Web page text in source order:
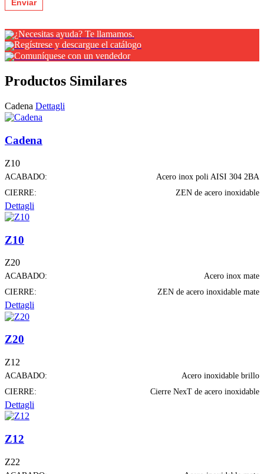
¿Necesitas ayuda? Te llamamos.
Regístrese y descargue el catálogo
Comuníquese con un vendedor
Productos Similares
Cadena Dettagli
Cadena
Z10
ACABADO:
Acero inox poli AISI 304 2BA
CIERRE:
ZEN de acero inoxidable
Dettagli
Z10
Z20
ACABADO:
Acero inox mate
CIERRE:
ZEN de acero inoxidable mate
Dettagli
Z20
Z12
ACABADO:
Acero inoxidable brillo
CIERRE:
Cierre NexT de acero inoxidable
Dettagli
Z12
Z22